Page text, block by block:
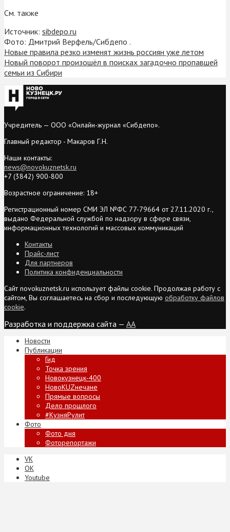
См. также
Источник: sibdepo.ru
Фото: Дмитрий Верфель/Сибдепо .
Новые правила резко изменят жизнь россиян уже летом
Новый поворот произошёл в поисках загадочно пропавшей
семьи из Сибири
Учредитель — ООО «Онлайн-журнал «Сибдепо».
Главный редактор - Макаров Г.Н.
Наши контакты:
news@novokuznetsk.ru
+7 (3842) 900-800
Возрастное ограничение: 18+
Регистрационный номер СМИ ЭЛ №ФС 77-79664 от 27.11.2020 г.,
выдано Федеральной службой по надзору в сфере связи,
информационных технологий и массовых коммуникаций
Контакты
Прайс-лист
Для партнеров
Политика конфиденциальности
Сайт novokuznetsk.ru использует файлы cookie. Продолжая работу с
сайтом, Вы соглашаетесь на сбор и последующую обработку файлов
cookie.
Разработка и поддержка сайта — AA
Новости
Публикации
Гид
Точка зрения
Новокузнецк-400
НовоKUZнечане
Прямые вопросы
Дело прошлого
#КузняРулит
Фото
Фото дня
Фоторепортажи
VK
ОК
Youtube